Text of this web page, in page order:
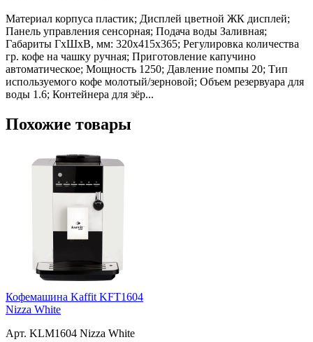
Материал корпуса пластик; Дисплей цветной ЖК дисплей;
Панель управления сенсорная; Подача воды Заливная;
Габариты ГхШхВ, мм: 320х415х365; Регулировка количества
гр. кофе на чашку ручная; Приготовление капучино
автоматическое; Мощность 1250; Давление помпы 20; Тип
используемого кофе молотый/зерновой; Объем резервуара для
воды 1.6; Контейнера для зёр...
Похожие товары
Кофемашина Kaffit KFT1604
Nizza White
Арт. KLM1604 Nizza White